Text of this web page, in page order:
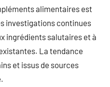
alimentaires est
investigations continues
ingrédients salutaires et à
La tendance
et issus de sources